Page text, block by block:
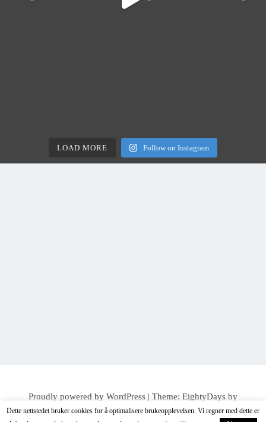
LOAD MORE Follow on Instagram
Proudly powered by WordPress | Theme: EightyDays by
GretaThemes.
Dette nettstedet bruker cookies for å optimalisere brukeopplevelsen. Vi regner med dette er